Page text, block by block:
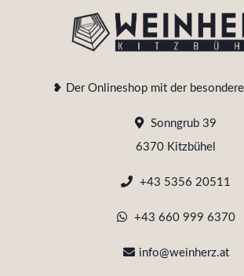
❥ Der Onlineshop mit der
Sonngrub 39
6370 Kitzbühel
+43 5356 20511
+43 660 999 6370
info@weinherz.at